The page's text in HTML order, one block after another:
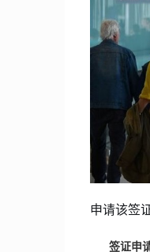
申请该签
签证申